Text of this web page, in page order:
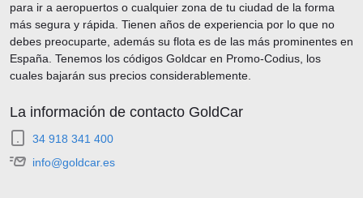
para ir a aeropuertos o cualquier zona de tu ciudad de la forma
más segura y rápida. Tienen años de experiencia por lo que no
debes preocuparte, además su flota es de las más prominentes en
España. Tenemos los códigos Goldcar en Promo-Codius, los
cuales bajarán sus precios considerablemente.
La información de contacto GoldCar
34 918 341 400
info@goldcar.es